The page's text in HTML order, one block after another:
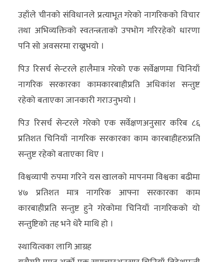
उहाँले चीनको संविधानले प्रत्याभूत गरेको नागरिकको विचार
तथा अभिव्यक्तिको स्वतन्त्रताको उपभोग गरिरहेको धारणा
पनि सो अवसरमा राख्नुभयो ।
पिउ रिसर्च सेन्टरले हालैमात्र गरेको एक सर्वेक्षणमा चिनियाँ
नागरिक सरकारका कामकारबाहीप्रति अधिकांश सन्तुष्ट
रहेको बताएका जानकारी गराउनुभयो ।
पिउ रिसर्च सेन्टरले गरेको एक सर्वेक्षणअनुसार करिब ८६
प्रतिशत चिनियाँ नागरिक सरकारका काम कारबाहीहरुप्रति
सन्तुष्ट रहेको बताएका थिए ।
विश्वव्यापी रुपमा गरिने यस खालको मापनमा विश्वका बढीमा
४७ प्रतिशत मात्र नागरिक आफ्ना सरकारका काम
कारबाहीप्रति सन्तुष्ट हुने गरेकोमा चिनियाँ नागरिकको यो
सन्तुष्टिको तह भने धेरै माथि हो ।
स्थायित्वका लागि आग्रह